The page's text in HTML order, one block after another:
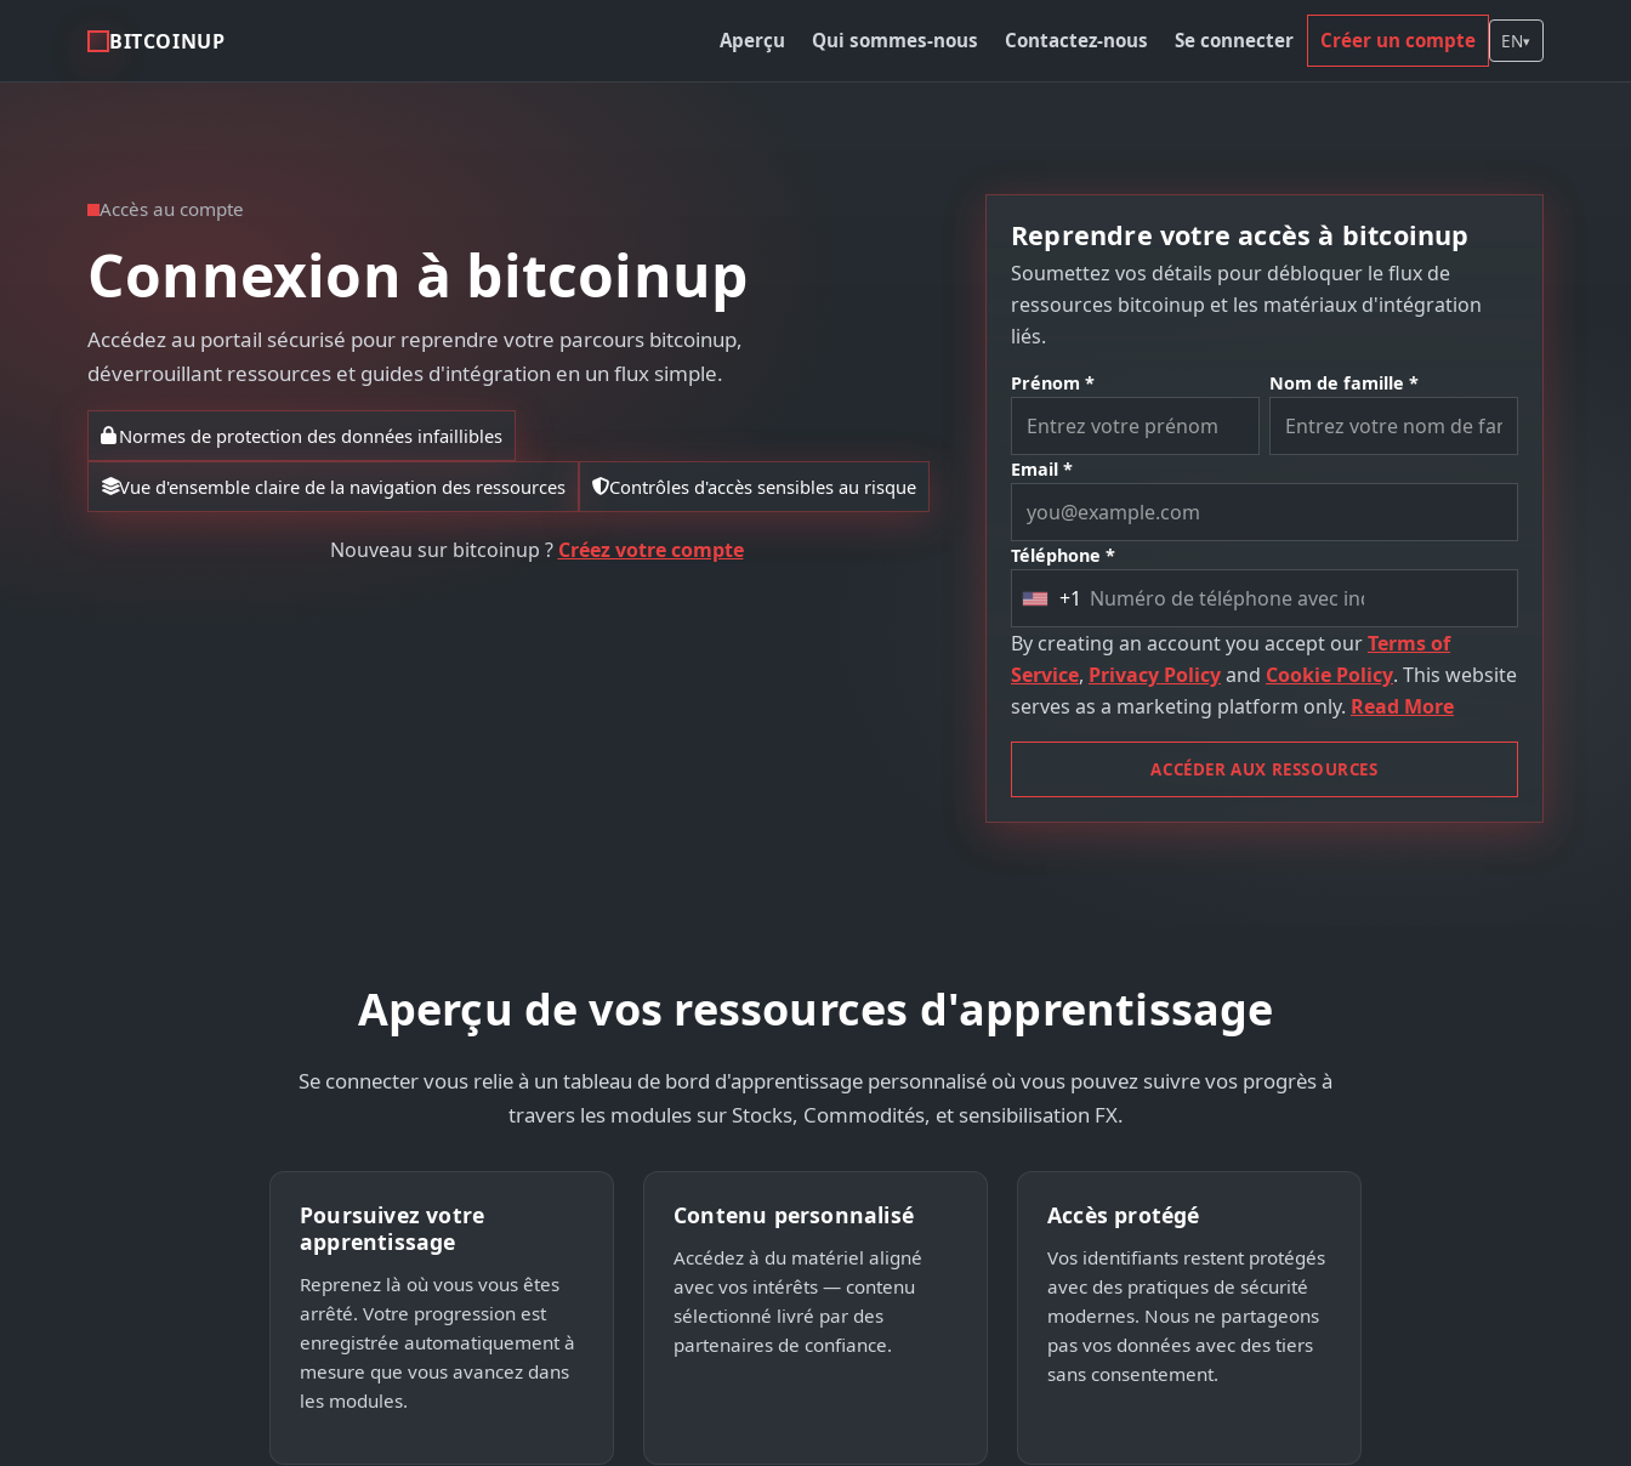
BITCOINUP Aperçu Qui sommes-nous Contactez-nous Se connecter Créer un compte EN▾
Accès au compte
Connexion à bitcoinup
Accédez au portail sécurisé pour reprendre votre parcours bitcoinup,
déverrouillant ressources et guides d'intégration en un flux simple.
Normes de protection des données infaillibles
Vue d'ensemble claire de la navigation des ressources Contrôles d'accès sensibles au risque
Nouveau sur bitcoinup ? Créez votre compte
Reprendre votre accès à bitcoinup
Soumettez vos détails pour débloquer le flux de
ressources bitcoinup et les matériaux d'intégration
liés.
Prénom * Nom de famille *
Email *
Téléphone *
U
n
i
t
S
t
1
+1
By creating an account you accept ourTerms of
Service, Privacy Policyand Cookie Policy. This website
serves as a marketing platform only. Read More
ACCÉDER AUX RESSOURCES
Aperçu de vos ressources d'apprentissage
Se connecter vous relie à un tableau de bord d'apprentissage personnalisé où vous pouvez suivre vos progrès à
travers les modules sur Stocks, Commodités, et sensibilisation FX.
Poursuivez votre
apprentissage
Reprenez là où vous vous êtes
arrêté. Votre progression est
enregistrée automatiquement à
mesure que vous avancez dans
les modules.
Contenu personnalisé
Accédez à du matériel aligné
avec vos intérêts — contenu
sélectionné livré par des
partenaires de confiance.
Accès protégé
Vos identifiants restent protégés
avec des pratiques de sécurité
modernes. Nous ne partageons
pas vos données avec des tiers
sans consentement.